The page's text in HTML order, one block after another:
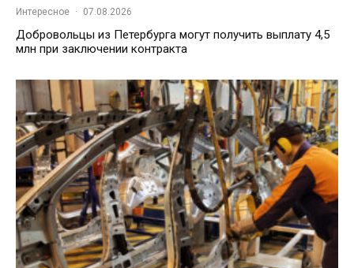
Интересное · 07.08.2026
Добровольцы из Петербурга могут получить выплату 4,5
млн при заключении контракта